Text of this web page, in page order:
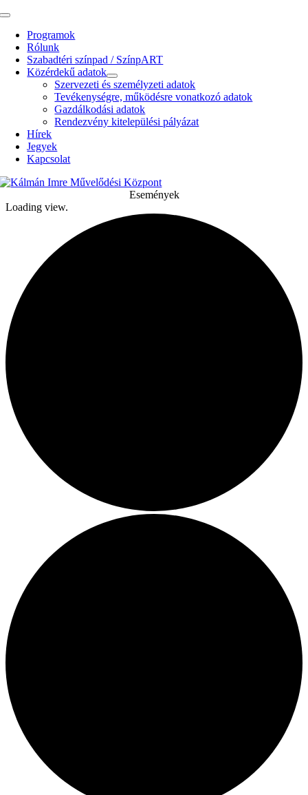
Kihagyás
Toggle
NavigationProgramok
Rólunk
Szabadtéri színpad / SzínpART
Közérdekű adatok
Szervezeti és személyzeti adatok
Tevékenységre, működésre vonatkozó adatok
Gazdálkodási adatok
Rendezvény kitelepülési pályázat
Hírek
Jegyek
Kapcsolat
Események
Loading view.